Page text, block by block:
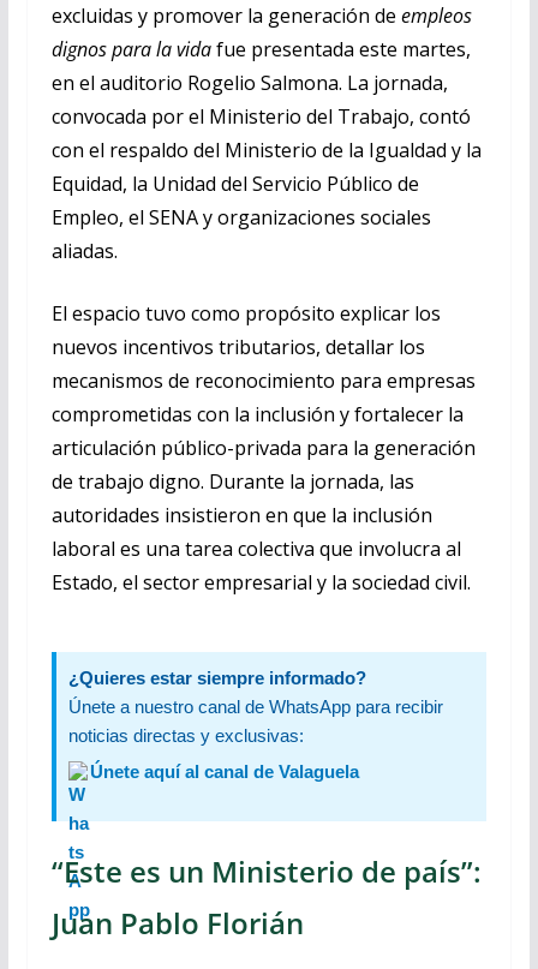
excluidas y promover la generación de empleos
dignos para la vidafue presentada este martes,
en el auditorio Rogelio Salmona. La jornada,
convocada por el Ministerio del Trabajo, contó
con el respaldo del Ministerio de la Igualdad y la
Equidad, la Unidad del Servicio Público de
Empleo, el SENA y organizaciones sociales
aliadas.
El espacio tuvo como propósito explicar los
nuevos incentivos tributarios, detallar los
mecanismos de reconocimiento para empresas
comprometidas con la inclusión y fortalecer la
articulación público-privada para la generación
de trabajo digno. Durante la jornada, las
autoridades insistieron en que la inclusión
laboral es una tarea colectiva que involucra al
Estado, el sector empresarial y la sociedad civil.
¿Quieres estar siempre informado?
Únete a nuestro canal de WhatsApp para recibir
noticias directas y exclusivas:
Únete aquí al canal de Valaguela
“Este es un Ministerio de país”:
Juan Pablo Florián